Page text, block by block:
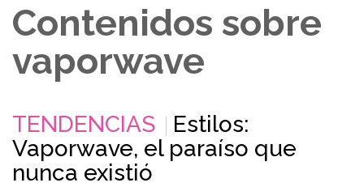
Contenidos sobre
vaporwave
TENDENCIAS
Estilos:
Vaporwave, el paraíso que
nunca existió